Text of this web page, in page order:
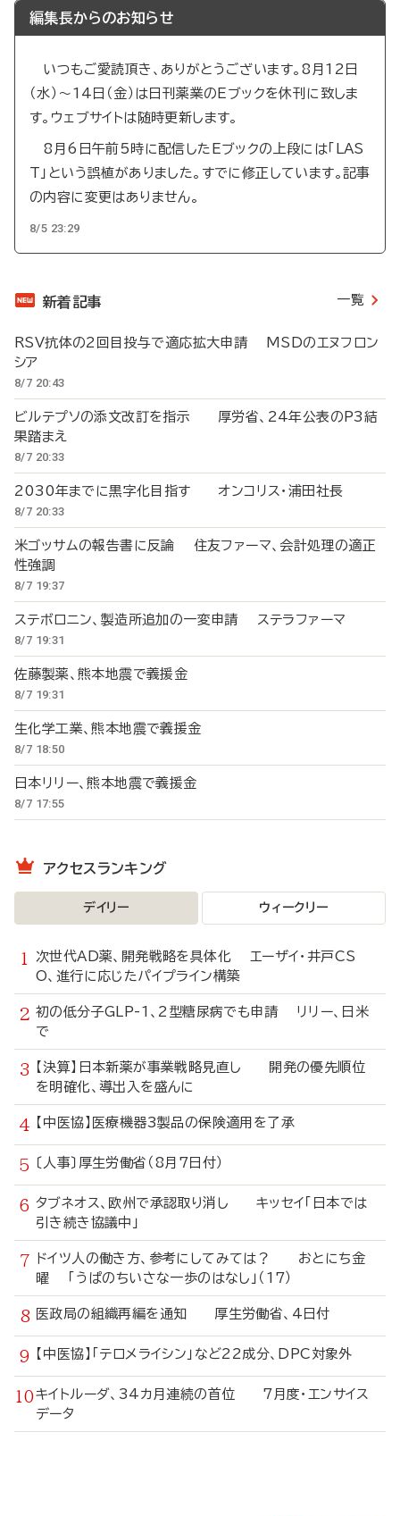
編集長からのお知らせ
いつもご愛読頂き、ありがとうございます。8月12日
（水）～14日（金）は日刊薬業のEブックを休刊に致しま
す。ウェブサイトは随時更新します。
8月6日午前5時に配信したEブックの上段には「LAS
T」という誤植がありました。すでに修正しています。記事
の内容に変更はありません。
8/5 23:29
新着記事 一覧
RSV抗体の2回目投与で適応拡大申請 MSDのエヌフロン
シア
8/7 20:43
ビルテプソの添文改訂を指示 厚労省、24年公表のP3結
果踏まえ
8/7 20:33
2030年までに黒字化目指す オンコリス・浦田社長
8/7 20:33
米ゴッサムの報告書に反論 住友ファーマ、会計処理の適正
性強調
8/7 19:37
ステボロニン、製造所追加の一変申請 ステラファーマ
8/7 19:31
佐藤製薬、熊本地震で義援金
8/7 19:31
生化学工業、熊本地震で義援金
8/7 18:50
日本リリー、熊本地震で義援金
8/7 17:55
アクセスランキング
デイリー ウィークリー
次世代AD薬、開発戦略を具体化 エーザイ・井戸CS
O、進行に応じたパイプライン構築
初の低分子GLP-1、2型糖尿病でも申請 リリー、日米
で
【決算】日本新薬が事業戦略見直し 開発の優先順位
を明確化、導出入を盛んに
【中医協】医療機器3製品の保険適用を了承
〔人事〕厚生労働省（8月7日付）
タブネオス、欧州で承認取り消し キッセイ「日本では
引き続き協議中」
ドイツ人の働き方、参考にしてみては？ おとにち金
曜 「うぱのちいさな一歩のはなし」（17）
医政局の組織再編を通知 厚生労働省、4日付
【中医協】「テロメライシン」など22成分、DPC対象外
キイトルーダ、34カ月連続の首位 7月度・エンサイス
データ